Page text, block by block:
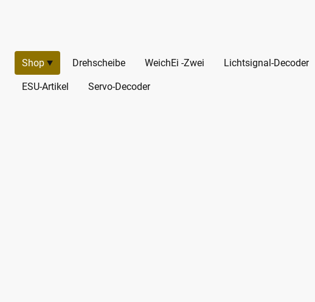
Shop Drehscheibe WeichEi -Zwei Lichtsignal-Decoder
ESU-Artikel Servo-Decoder